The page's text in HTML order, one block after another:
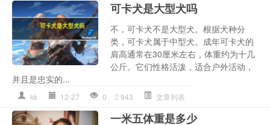
可卡犬是大型犬吗
不，可卡犬不是大型犬。根据犬种分
类，可卡犬属于中型犬。成年可卡犬的
肩高通常在30厘米左右，体重约为十几
公斤。它们性格活泼，适合户外活动，
并且是忠实的...
kk 12-27 0 943 文章列表
一米五体重是多少